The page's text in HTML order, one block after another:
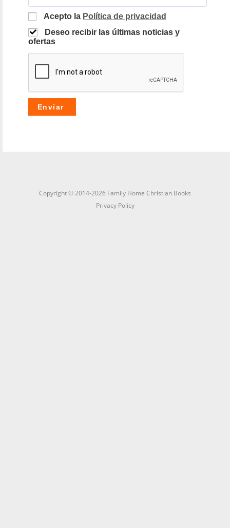
Acepto la Política de privacidad
Deseo recibir las últimas noticias y
ofertas
Copyright © 2014-2026 Family Home Christian Books
Privacy Policy